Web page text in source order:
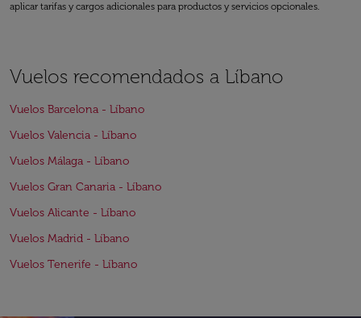
aplicar tarifas y cargos adicionales para productos y servicios opcionales.
Vuelos recomendados a Líbano
Vuelos Barcelona - Líbano
Vuelos Valencia - Líbano
Vuelos Málaga - Líbano
Vuelos Gran Canaria - Líbano
Vuelos Alicante - Líbano
Vuelos Madrid - Líbano
Vuelos Tenerife - Líbano